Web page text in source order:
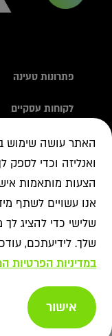
פתרונות טעינה
טסלה
עמדות טעינה
אביזרי טעינה
עמדות דרך
פתרונות
רשת ON לטעינת רכבים חשמליים
לקוחות עסקיים
נדל"ן מסחרי
רשויות ומכרזים
פתרונות ניהול
פתרונות טעינה
יעוץ
פתרונות אגירת
כל הפתרונות
רכישת עמדות
מידע שימושי
איתור עמדה ב-ON
אישורים נדרשים
מסמך גילוי
תעודות אחריות
מאגרי מידע
שאלות ותשובות
אזור מתקינים
אודות
מדיניות נגישות
ביטול עסקה
ביטול עסקה
ייעוץ בחירת
ואנליזה וכדי לספק
הצעות מותאמות
אנו עשויים לשתף
שלישי כדי להציג לך
שלך. לידיעתכם,
במדיניות הפרטיות
אישור